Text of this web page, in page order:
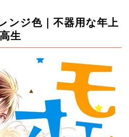
ンジ色｜不器用な年上
生